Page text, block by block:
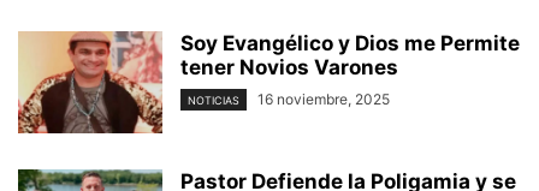
Soy Evangélico y Dios me Permite
tener Novios Varones
NOTICIAS 16 noviembre, 2025
Pastor Defiende la Poligamia y se